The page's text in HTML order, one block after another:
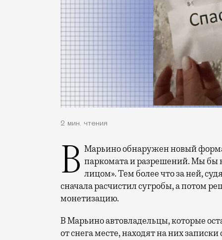
2 мин. чтения
В Марьино обнаружен новый формат платной парковки — без разметки, паркомата и разрешений. Мы бы
лицом». Тем более что за ней,
сначала расчистил сугробы, а потом
монетизацию.
В Марьино автовладельцы, которые
от снега месте, находят на них